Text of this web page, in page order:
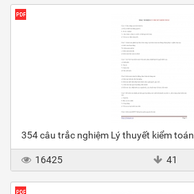
354 câu trắc nghiệm Lý thuyết kiểm toán
16425 41